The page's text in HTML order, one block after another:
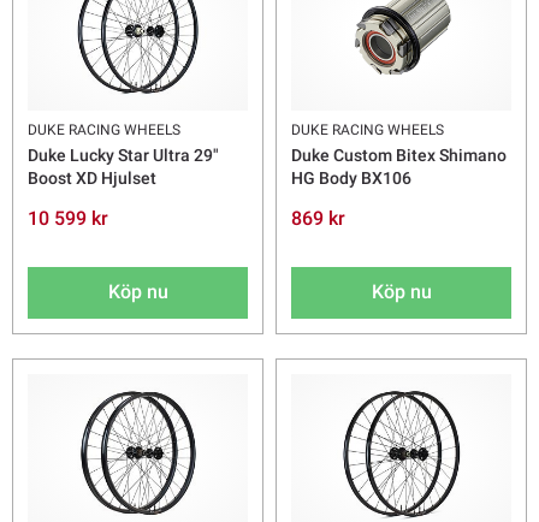
DUKE RACING WHEELS
Duke Lucky Star Ultra 29"
Boost XD Hjulset
10 599 kr
Köp nu
DUKE RACING WHEELS
Duke Custom Bitex Shimano
HG Body BX106
869 kr
Köp nu